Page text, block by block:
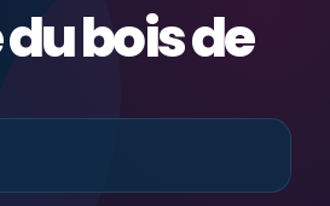
bois de